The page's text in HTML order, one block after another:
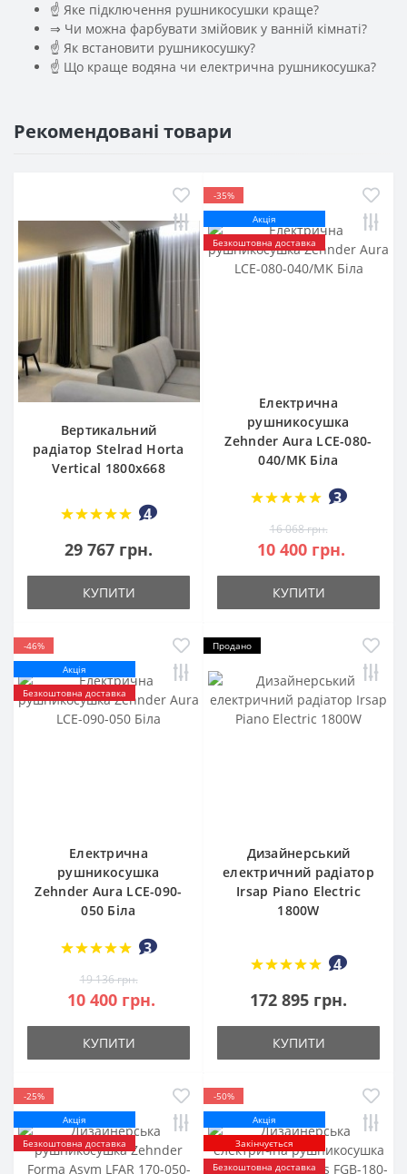
☝ Яке підключення рушникосушки краще?
⇒ Чи можна фарбувати змійовик у ванній кімнаті?
☝ Як встановити рушникосушку?
☝ Що краще водяна чи електрична рушникосушка?
Рекомендовані товари
Вертикальний
радіатор Stelrad Horta
Vertical 1800x668
4
29 767 грн.
КУПИТИ
-35%
Акція
Безкоштовна доставка
Електрична
рушникосушка
Zehnder Aura LCE-080-
040/MK Біла
3
16 068 грн.
10 400 грн.
КУПИТИ
-46%
Акція
Безкоштовна доставка
Електрична
рушникосушка
Zehnder Aura LCE-090-
050 Біла
3
19 136 грн.
10 400 грн.
КУПИТИ
Продано
Дизайнерський
електричний радіатор
Irsap Piano Electric
1800W
4
172 895 грн.
КУПИТИ
-25%
Акція
Безкоштовна доставка
-50%
Акція
Закінчується
Безкоштовна доставка